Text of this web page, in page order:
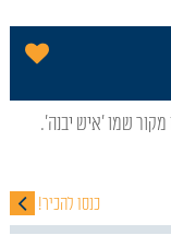
מקור שמו 'איש יבנה'.
כנסו להכיר!